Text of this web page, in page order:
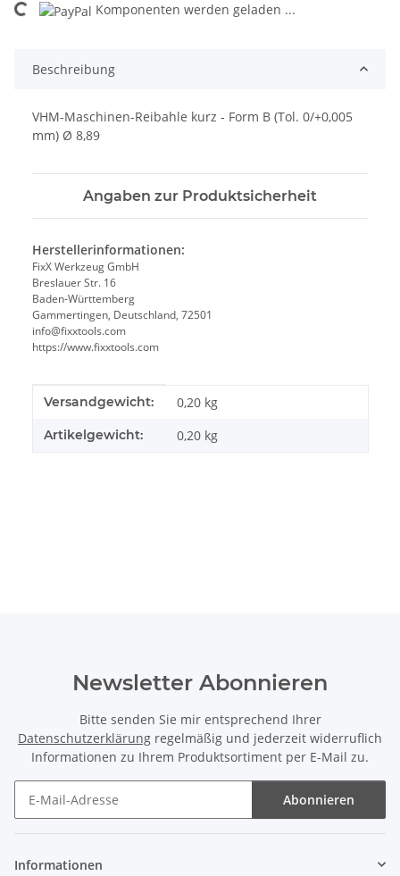
Loading... Komponenten werden geladen ...
Beschreibung
VHM-Maschinen-Reibahle kurz - Form B (Tol. 0/+0,005
mm) Ø 8,89
Angaben zur Produktsicherheit
Herstellerinformationen:
FixX Werkzeug GmbH
Breslauer Str. 16
Baden-Württemberg
Gammertingen, Deutschland, 72501
info@fixxtools.com
https://www.fixxtools.com
Produkteigenschaft
Wert
Versandgewicht: 0,20 kg
Artikelgewicht: 0,20 kg
Newsletter Abonnieren
Bitte senden Sie mir entsprechend Ihrer
Datenschutzerklärung regelmäßig und jederzeit widerruflich
Informationen zu Ihrem Produktsortiment per E-Mail zu.
Abonnieren
Informationen